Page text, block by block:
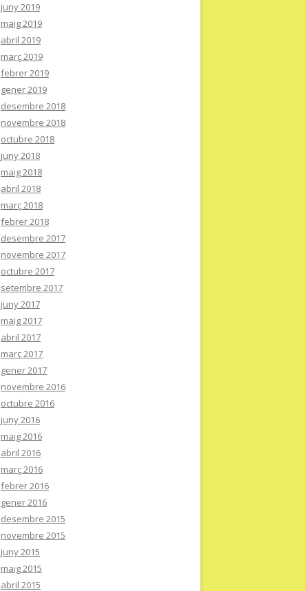
juny 2019
maig 2019
abril 2019
març 2019
febrer 2019
gener 2019
desembre 2018
novembre 2018
octubre 2018
juny 2018
maig 2018
abril 2018
març 2018
febrer 2018
desembre 2017
novembre 2017
octubre 2017
setembre 2017
juny 2017
maig 2017
abril 2017
març 2017
gener 2017
novembre 2016
octubre 2016
juny 2016
maig 2016
abril 2016
març 2016
febrer 2016
gener 2016
desembre 2015
novembre 2015
juny 2015
maig 2015
abril 2015